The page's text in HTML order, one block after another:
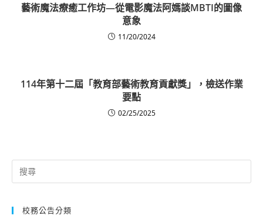
藝術魔法療癒工作坊—從電影魔法阿媽談MBTI的圖像
意象
11/20/2024
114年第十二屆「教育部藝術教育貢獻獎」，檢送作業
要點
02/25/2025
Search
for:
校務公告分類